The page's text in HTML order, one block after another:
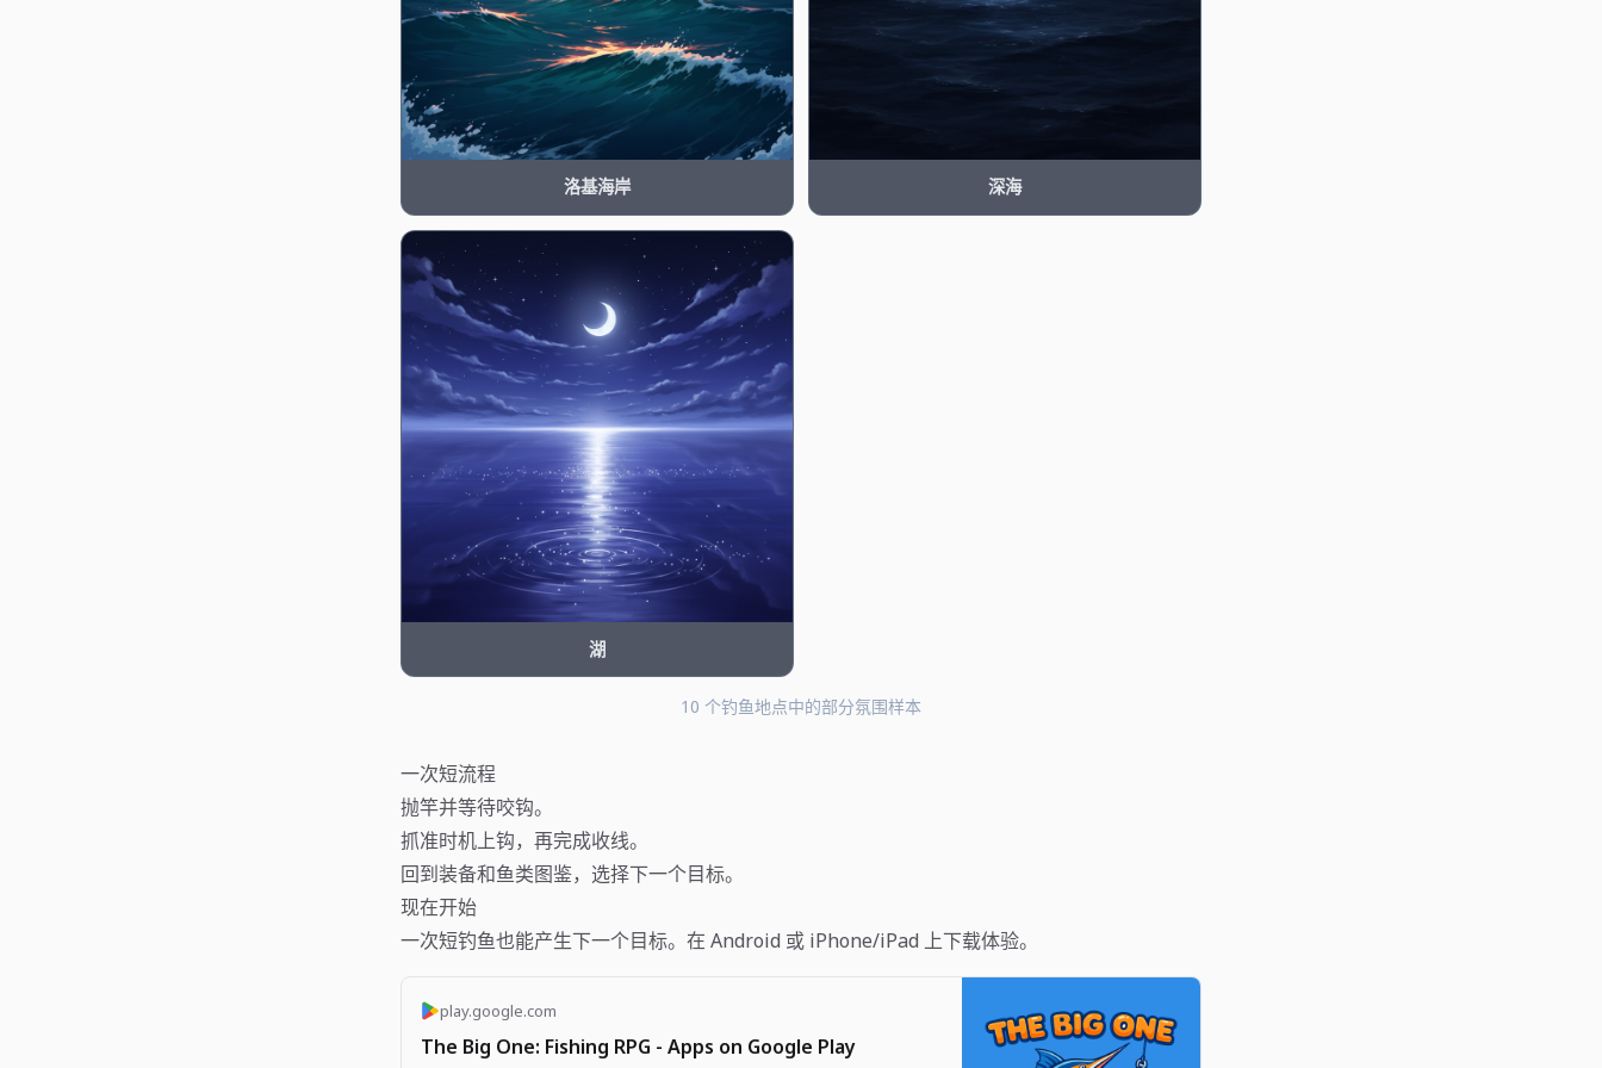
洛基海岸 深海
湖
10 个钓鱼地点中的部分氛围样本
一次短流程
抛竿并等待咬钩。
抓准时机上钩，再完成收线。
回到装备和鱼类图鉴，选择下一个目标。
现在开始
一次短钓鱼也能产生下一个目标。在 Android 或 iPhone/iPad 上下载体验。
play.google.com
The Big One: Fishing RPG - Apps on Google Play